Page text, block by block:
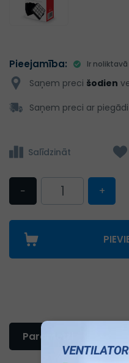
Pieejamība: Ir noliktavā
Saņem preci šodien
Saņem preci ar piegādi
Salīdzināt
− +
Parametri